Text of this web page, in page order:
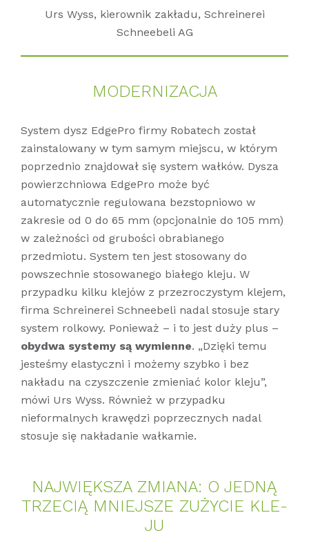
Urs Wyss, kierownik zakładu, Schreinerei
Schneebeli AG
MO­DER­NI­ZA­C­JA
System dysz EdgePro firmy Robatech został
zainstalowany w tym samym miejscu, w którym
poprzednio znajdował się system wałków. Dysza
powierzchniowa EdgePro może być
automatycznie regulowana bezstopniowo w
zakresie od 0 do 65 mm (opcjonalnie do 105 mm)
w zależności od grubości obrabianego
przedmiotu. System ten jest stosowany do
powszechnie stosowanego białego kleju. W
przypadku kilku klejów z przezroczystym klejem,
firma Schreinerei Schneebeli nadal stosuje stary
system rolkowy. Ponieważ – i to jest duży plus –
obydwa systemy są wymienne. „Dzięki temu
jesteśmy elastyczni i możemy szybko i bez
nakładu na czyszczenie zmieniać kolor kleju”,
mówi Urs Wyss. Również w przypadku
nieformalnych krawędzi poprzecznych nadal
stosuje się nakładanie wałkamie.
NA­JWIĘKS­ZA ZMIA­NA: O JED­NĄ
TRZE­CIĄ MNIE­JS­ZE ZU­ŻY­CIE KLE­
JU